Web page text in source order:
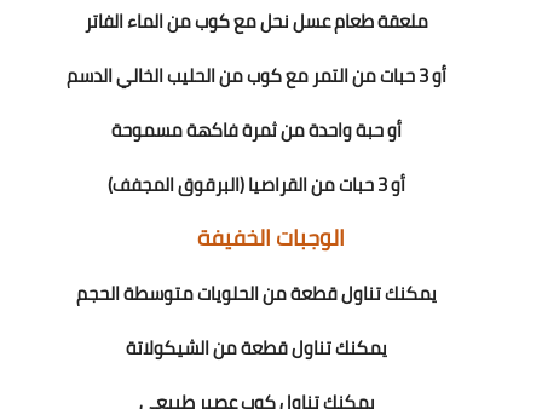
ملعقة طعام عسل نحل مع كوب من الماء الفاتر
أو 3 حبات من التمر مع كوب من الحليب الخالي الدسم
أو حبة واحدة من ثمرة فاكهة مسموحة
أو 3 حبات من القراصيا (البرقوق المجفف)
الوجبات الخفيفة
يمكنك تناول قطعة من الحلويات متوسطة الحجم
يمكنك تناول قطعة من الشيكولاتة